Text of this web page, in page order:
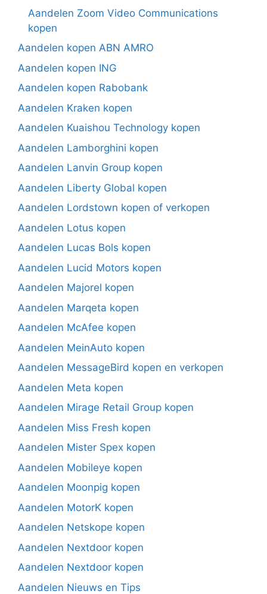
Aandelen Zoom Video Communications
kopen
Aandelen kopen ABN AMRO
Aandelen kopen ING
Aandelen kopen Rabobank
Aandelen Kraken kopen
Aandelen Kuaishou Technology kopen
Aandelen Lamborghini kopen
Aandelen Lanvin Group kopen
Aandelen Liberty Global kopen
Aandelen Lordstown kopen of verkopen
Aandelen Lotus kopen
Aandelen Lucas Bols kopen
Aandelen Lucid Motors kopen
Aandelen Majorel kopen
Aandelen Marqeta kopen
Aandelen McAfee kopen
Aandelen MeinAuto kopen
Aandelen MessageBird kopen en verkopen
Aandelen Meta kopen
Aandelen Mirage Retail Group kopen
Aandelen Miss Fresh kopen
Aandelen Mister Spex kopen
Aandelen Mobileye kopen
Aandelen Moonpig kopen
Aandelen MotorK kopen
Aandelen Netskope kopen
Aandelen Nextdoor kopen
Aandelen Nextdoor kopen
Aandelen Nieuws en Tips